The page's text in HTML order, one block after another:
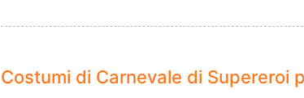
Costumi di Carnevale di Supereroi